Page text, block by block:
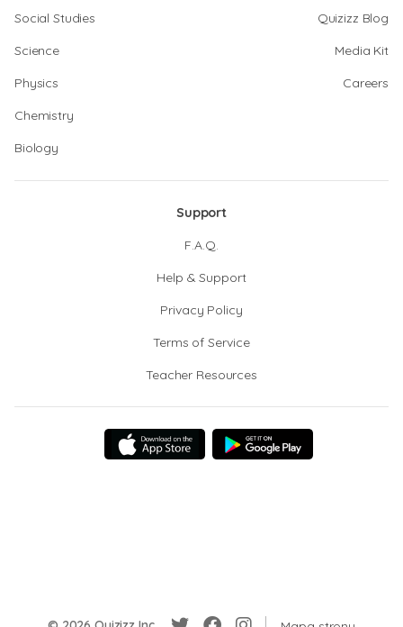
Social Studies
Science
Physics
Chemistry
Biology
Quizizz Blog
Media Kit
Careers
Support
F.A.Q.
Help & Support
Privacy Policy
Terms of Service
Teacher Resources